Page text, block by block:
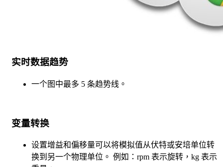
实时数据趋势
一个图中最多 5 条趋势线。
变量转换
设置增益和偏移量可以将模拟值从伏特或安培单位转
换到另一个物理单位。 例如：rpm 表示旋转，kg 表示